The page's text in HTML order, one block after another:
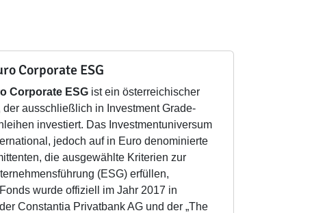
Corporate ESG
Corporate ESG ist ein österreichischer
der ausschließlich in Investment Grade-
investiert. Das Investmentuniversum
jedoch auf in Euro denominierte
die ausgewählte Kriterien zur
(ESG) erfüllen,
wurde offiziell im Jahr 2017 in
Constantia Privatbank AG und der „The